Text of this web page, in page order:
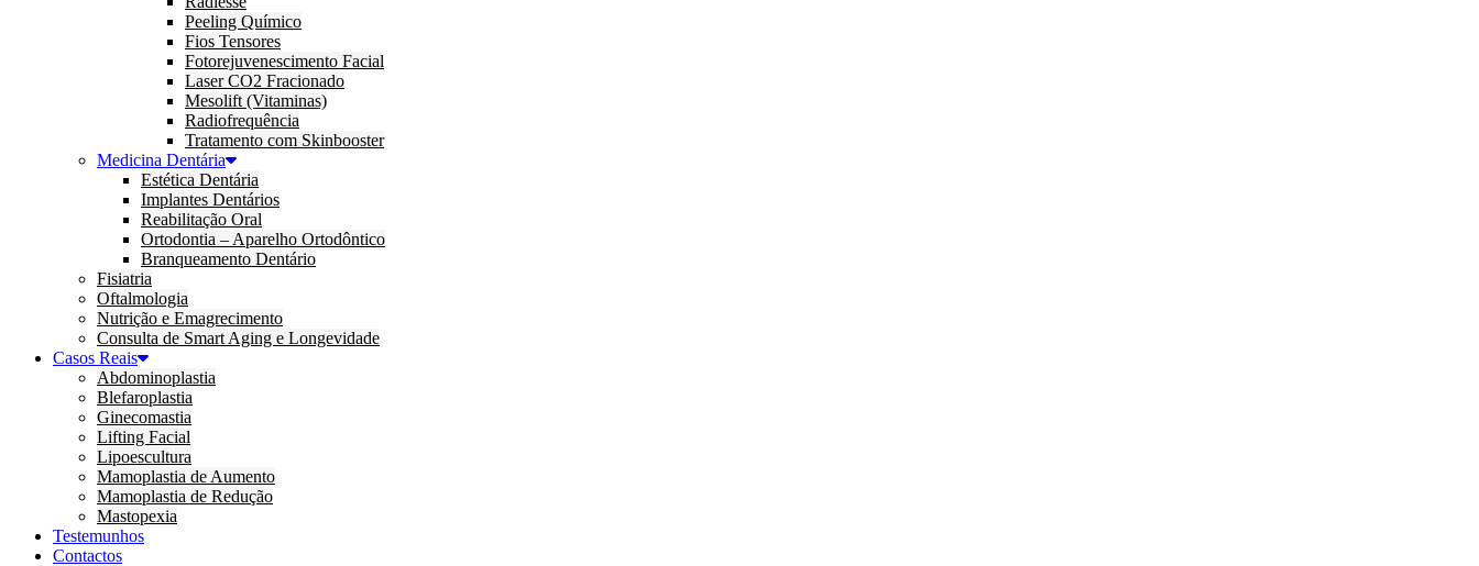
Peeling Químico
Fios Tensores
Fotorejuvenescimento Facial
Laser CO2 Fracionado
Mesolift (Vitaminas)
Radiofrequência
Tratamento com Skinbooster
Medicina Dentária
Estética Dentária
Implantes Dentários
Reabilitação Oral
Ortodontia – Aparelho Ortodôntico
Branqueamento Dentário
Fisiatria
Oftalmologia
Nutrição e Emagrecimento
Consulta de Smart Aging e Longevidade
Casos Reais
Abdominoplastia
Blefaroplastia
Ginecomastia
Lifting Facial
Lipoescultura
Mamoplastia de Aumento
Mamoplastia de Redução
Mastopexia
Testemunhos
Contactos